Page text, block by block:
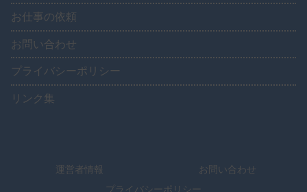
お仕事の依頼
お問い合わせ
プライバシーポリシー
リンク集
運営者情報
お問い合わせ
プライバシーポリシー